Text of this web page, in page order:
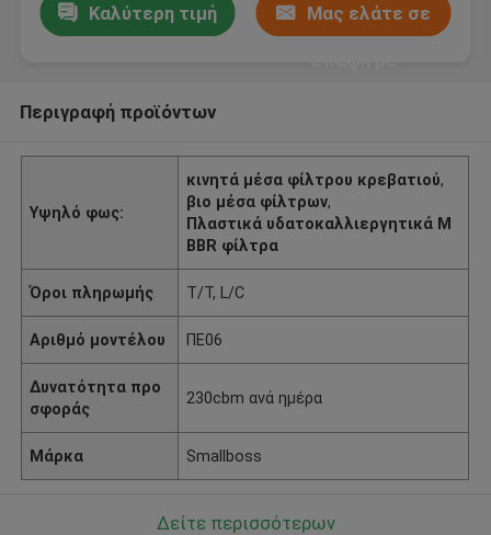
Καλύτερη τιμή Μας ελάτε σε
Περιγραφή προϊόντων
Υψηλό φως:
κινητά μέσα φίλτρου κρεβατιού,
βιο μέσα φίλτρων,
Πλαστικά υδατοκαλλιεργητικά M
BBR φίλτρα
Όροι πληρωμής T/T, L/C
Αριθμό μοντέλου ΠΕ06
Δυνατότητα προ
σφοράς
230cbm ανά ημέρα
Μάρκα Smallboss
Δείτε περισσότερων